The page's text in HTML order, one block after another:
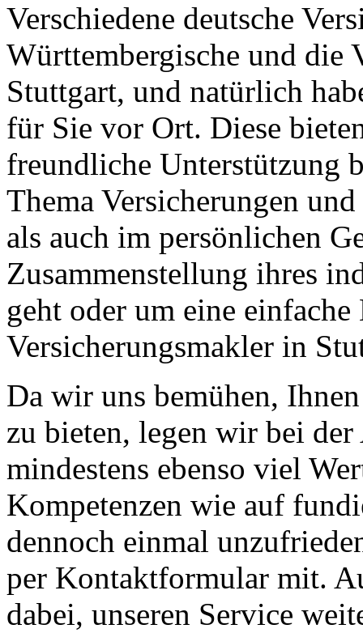
Verschiedene deutsche
Württembergische und die
Stuttgart, und natürlich
für Sie vor Ort. Diese
freundliche Unterstützung
Thema Versicherungen
als auch im persönlichen
Zusammenstellung ihres
geht oder um eine
Versicherungsmakler in
Da wir uns bemühen,
zu bieten, legen wir bei
mindestens ebenso viel
Kompetenzen wie auf
dennoch einmal
per Kontaktformular mit.
dabei, unseren Service